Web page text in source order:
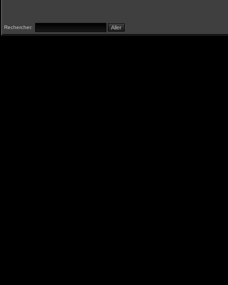
Rechercher: